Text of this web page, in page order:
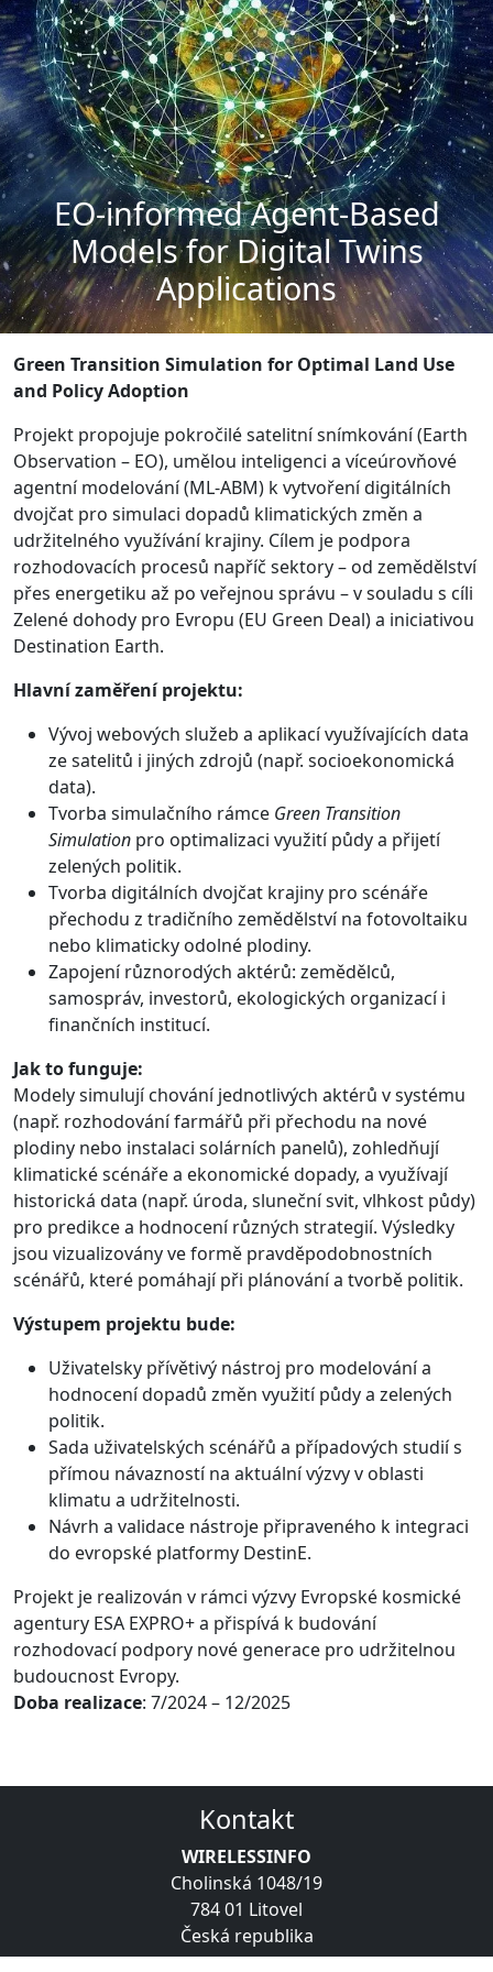
EO-informed Agent-Based
Models for Digital Twins
Applications
Green Transition Simulation for Optimal Land Use
and Policy Adoption
Projekt propojuje pokročilé satelitní snímkování (Earth
Observation – EO), umělou inteligenci a víceúrovňové
agentní modelování (ML-ABM) k vytvoření digitálních
dvojčat pro simulaci dopadů klimatických změn a
udržitelného využívání krajiny. Cílem je podpora
rozhodovacích procesů napříč sektory – od zemědělství
přes energetiku až po veřejnou správu – v souladu s cíli
Zelené dohody pro Evropu (EU Green Deal) a iniciativou
Destination Earth.
Hlavní zaměření projektu:
Vývoj webových služeb a aplikací využívajících data
ze satelitů i jiných zdrojů (např. socioekonomická
data).
Tvorba simulačního rámce Green Transition
Simulation pro optimalizaci využití půdy a přijetí
zelených politik.
Tvorba digitálních dvojčat krajiny pro scénáře
přechodu z tradičního zemědělství na fotovoltaiku
nebo klimaticky odolné plodiny.
Zapojení různorodých aktérů: zemědělců,
samospráv, investorů, ekologických organizací i
finančních institucí.
Jak to funguje:
Modely simulují chování jednotlivých aktérů v systému
(např. rozhodování farmářů při přechodu na nové
plodiny nebo instalaci solárních panelů), zohledňují
klimatické scénáře a ekonomické dopady, a využívají
historická data (např. úroda, sluneční svit, vlhkost půdy)
pro predikce a hodnocení různých strategií. Výsledky
jsou vizualizovány ve formě pravděpodobnostních
scénářů, které pomáhají při plánování a tvorbě politik.
Výstupem projektu bude:
Uživatelsky přívětivý nástroj pro modelování a
hodnocení dopadů změn využití půdy a zelených
politik.
Sada uživatelských scénářů a případových studií s
přímou návazností na aktuální výzvy v oblasti
klimatu a udržitelnosti.
Návrh a validace nástroje připraveného k integraci
do evropské platformy DestinE.
Projekt je realizován v rámci výzvy Evropské kosmické
agentury ESA EXPRO+ a přispívá k budování
rozhodovací podpory nové generace pro udržitelnou
budoucnost Evropy.
Doba realizace: 7/2024 – 12/2025
Kontakt
WIRELESSINFO
Cholinská 1048/19
784 01 Litovel
Česká republika